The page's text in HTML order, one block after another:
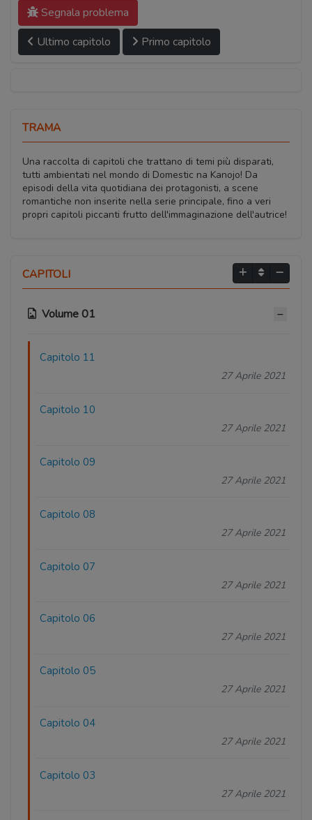
Segnala problema
Ultimo capitolo
Primo capitolo
TRAMA
Una raccolta di capitoli che trattano di temi più disparati,
tutti ambientati nel mondo di Domestic na Kanojo! Da
episodi della vita quotidiana dei protagonisti, a scene
romantiche non inserite nella serie principale, fino a veri
propri capitoli piccanti frutto dell'immaginazione dell'autrice!
CAPITOLI
Volume 01
Capitolo 11
27 Aprile 2021
Capitolo 10
27 Aprile 2021
Capitolo 09
27 Aprile 2021
Capitolo 08
27 Aprile 2021
Capitolo 07
27 Aprile 2021
Capitolo 06
27 Aprile 2021
Capitolo 05
27 Aprile 2021
Capitolo 04
27 Aprile 2021
Capitolo 03
27 Aprile 2021